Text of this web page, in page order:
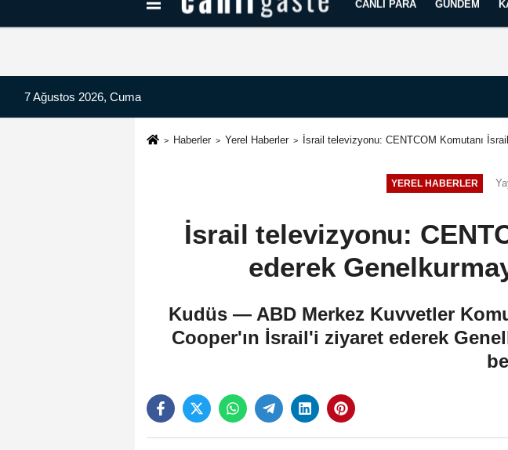
Kayseri Haberleri Can Radyo Dinle
CANLI PARA GÜNDEM
7 Ağustos 2026, Cuma
Haberler Yerel Haberler İsrail televizyonu: CENTCOM Komutanı
YEREL HABERLER
İsrail televizyonu:
ederek
Kudüs — ABD Merkez Kuvvetler
Cooper'ın İsrail'i ziyaret ederek